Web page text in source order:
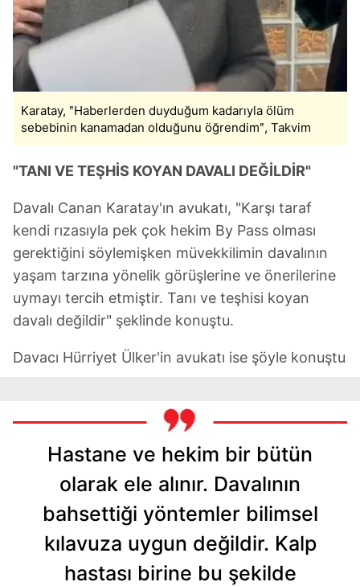
Karatay, ʺHaberlerden duyduğum kadarıyla ölüm
sebebinin kanamadan olduğunu öğrendimʺ, Takvim
"TANI VE TEŞHİS KOYAN DAVALI DEĞİLDİR"
Davalı Canan Karatay'ın avukatı, "Karşı taraf
kendi rızasıyla pek çok hekim By Pass olması
gerektiğini söylemişken müvekkilimin davalının
yaşam tarzına yönelik görüşlerine ve önerilerine
uymayı tercih etmiştir. Tanı ve teşhisi koyan
davalı değildir" şeklinde konuştu.
Davacı Hürriyet Ülker'in avukatı ise şöyle konuştu
Hastane ve hekim bir bütün
olarak ele alınır. Davalının
bahsettiği yöntemler bilimsel
kılavuza uygun değildir. Kalp
hastası birine bu şekilde